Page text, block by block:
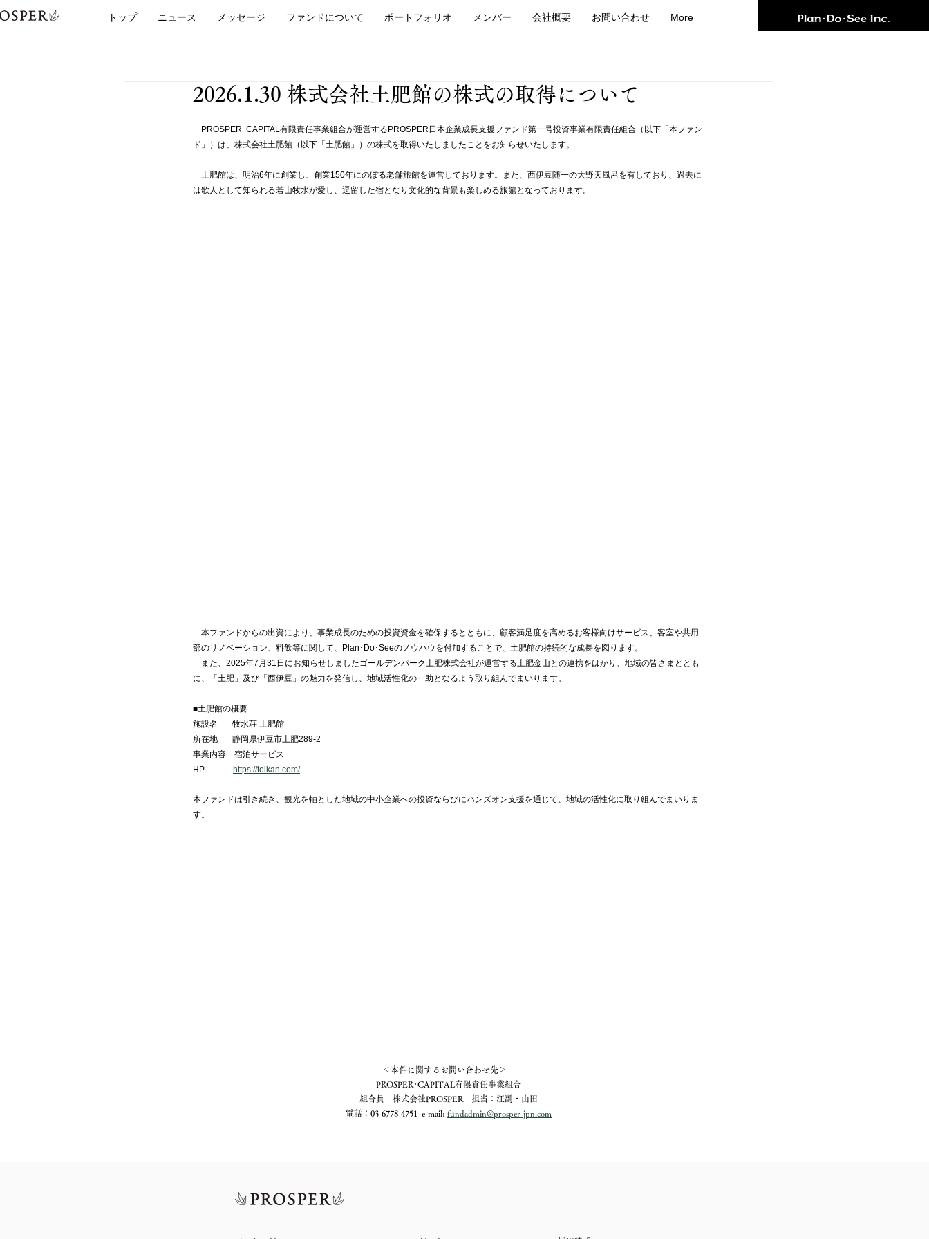
トップ ニュース メッセージ ファンドについて ポートフォリオ メンバー 会社概要 お問い合わせ More
2026.1.30 株式会社土肥館の株式の取得について
PROSPER･CAPITAL有限責任事業組合が運営するPROSPER日本企業成長支援ファンド第一号投資事業有限責任組合（以下「本ファン
ド」）は、株式会社土肥館（以下「土肥館」）の株式を取得いたしましたことをお知らせいたします。
土肥館は、明治6年に創業し、創業150年にのぼる老舗旅館を運営しております。また、西伊豆随一の大野天風呂を有しており、過去に
は歌人として知られる若山牧水が愛し、逗留した宿となり文化的な背景も楽しめる旅館となっております。
本ファンドからの出資により、事業成長のための投資資金を確保するとともに、顧客満足度を高めるお客様向けサービス、客室や共用
部のリノベーション、料飲等に関して、Plan･Do･Seeのノウハウを付加することで、土肥館の持続的な成長を図ります。
また、2025年7月31日にお知らせしましたゴールデンパーク土肥株式会社が運営する土肥金山との連携をはかり、地域の皆さまととも
に、「土肥」及び「西伊豆」の魅力を発信し、地域活性化の一助となるよう取り組んでまいります。
■土肥館の概要
施設名       牧水荘 土肥館
所在地       静岡県伊豆市土肥289-2
事業内容    宿泊サービス
https://toikan.com/
本ファンドは引き続き、観光を軸とした地域の中小企業への投資ならびにハンズオン支援を通じて、地域の活性化に取り組んでまいりま
す。
＜本件に関するお問い合わせ先＞
PROSPER･CAPITAL有限責任事業組合
組合員　株式会社PROSPER　担当：江副・山田
電話：03-6778-4751  e-mail: fundadmin@prosper-jpn.com